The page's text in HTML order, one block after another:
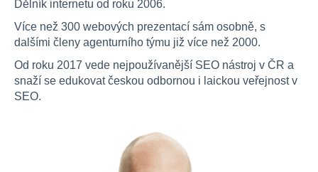
Dělník internetu od roku 2006.
Více než 300 webových prezentací sám osobně, s
dalšími členy agenturního týmu již více než 2000.
Od roku 2017 vede nejpoužívanější SEO nástroj v ČR a
snaží se edukovat českou odbornou i laickou veřejnost v
SEO.